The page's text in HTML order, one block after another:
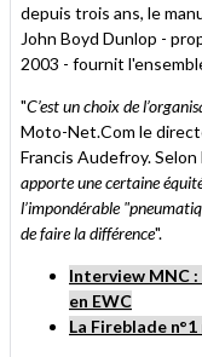
depuis trois ans, le
John Boyd Dunlop -
2003 - fournit
"C’est un choix de
Moto-Net.Com le
Francis Audefroy. Selon
apporte une certaine
l’impondérable
de faire la différence".
Interview MNC
en EWC
La Fireblade